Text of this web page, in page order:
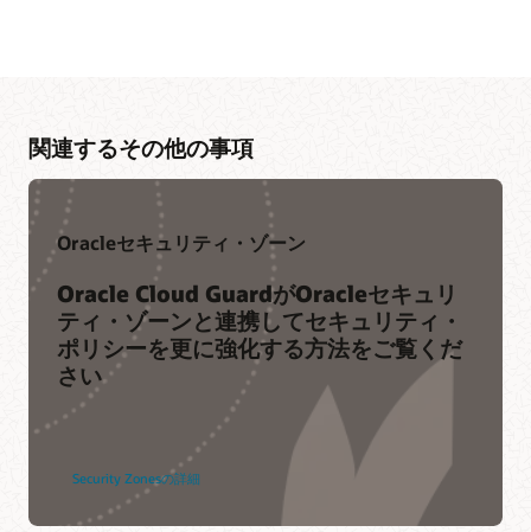
Oracle Cloud Guardの概要
仲間のコミュニティに参加する
Cloud Customer Connectは、オラクルの主要なオンライン・
クラウド・コミュニティです。20万人以上のメンバーが参加
するこのコミュニティでは、ピアツーピアのコラボレーショ
ンや、ベストプラクティス、製品のアップデート、フィード
バックの共有を目的としています。
Oracle Cloud Securityのスキルを磨く
Oracle Universityは、成功を確実にするトレーニングと認定資
格を提供します。すべて選択方式でご利用いただけます。
関連するその他の事項
Oracleセキュリティ・ゾーン
Oracle Cloud GuardがOracleセキュリ
ティ・ゾーンと連携してセキュリティ・
ポリシーを更に強化する方法をご覧くだ
さい
Security Zonesの詳細